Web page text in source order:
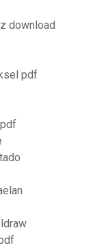
download
pdf